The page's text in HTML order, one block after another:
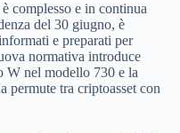
complesso e in continua
del 30 giugno, è
e preparati per
normativa introduce
W nel modello 730 e la
permute tra criptoasset con